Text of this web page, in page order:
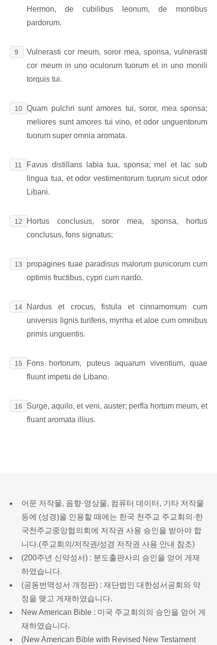
Hermon, de cubilibus leonum, de montibus
pardorum.
9
Vulnerasti cor meum, soror mea, sponsa, vulnerasti
cor meum in uno oculorum tuorum et in uno monili
torquis tui.
10 Quam pulchri sunt amores tui, soror, mea sponsa;
meliores sunt amores tui vino, et odor unguentorum
tuorum super omnia aromata.
11
Favus distillans labia tua, sponsa; mel et lac sub
lingua tua, et odor vestimentorum tuorum sicut odor
Libani.
12
Hortus conclusus, soror mea, sponsa, hortus
conclusus, fons signatus;
13
propagines tuae paradisus malorum punicorum cum
optimis fructibus, cypri cum nardo.
14
Nardus et crocus, fistula et cinnamomum cum
universis lignis turiferis, myrrha et aloe cum omnibus
primis unguentis.
15
Fons hortorum, puteus aquarum viventium, quae
fluunt impetu de Libano.
16
Surge, aquilo, et veni, auster; perfla hortum meum, et
fluant aromata illius.
어문 저작물, 음향·영상물, 컴퓨터 데이터, 기타 저작물
등에 (성경)을 인용할 때에는 한국 천주교 주교회의·한
국천주교중앙협의회에 저작권 사용 승인을 받아야 합
니다.(주교회의/저작권/성경 저작권 사용 안내 참조)
(200주년 신약성서) : 분도출판사의 승인을 얻어 게재
하였습니다.
(공동번역성서 개정판) : 재단법인 대한성서공회와 약
정을 맺고 게재하였습니다.
New American Bible : 미국 주교회의의 승인을 얻어 게
재하였습니다.
(New American Bible with Revised New Testament